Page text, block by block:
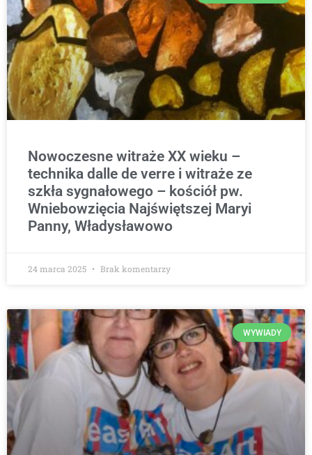
Nowoczesne witraże XX wieku –
technika dalle de verre i witraże ze
szkła sygnałowego – kościół pw.
Wniebowzięcia Najświętszej Maryi
Panny, Władysławowo
24 marca 2025 Brak komentarzy
WYWIADY